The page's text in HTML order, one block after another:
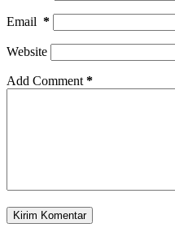
Email *
Website
Add Comment *
Kirim Komentar